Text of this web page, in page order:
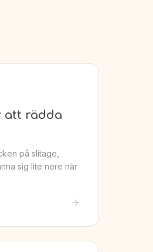
att rädda
på slitage,
sig lite nere när